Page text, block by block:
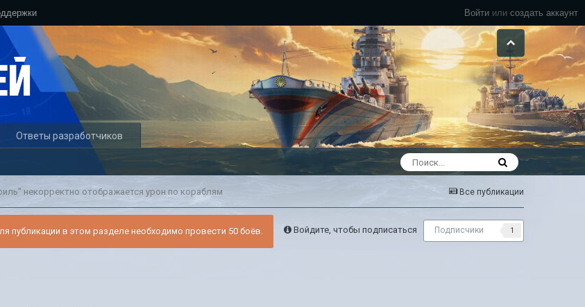
Войти или создать аккаунт
Ответы разработчиков
Все публикации
некорректно отображается урон по кораблям
Войдите, чтобы подписаться Подписчики 1
публикации в этом разделе необходимо провести 50 боёв.